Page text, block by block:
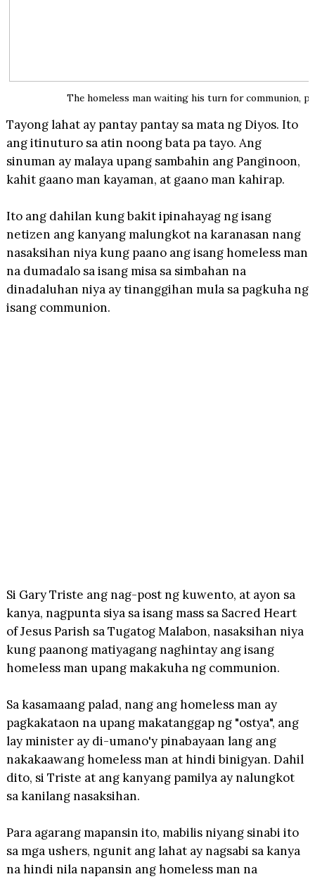
The homeless man waiting his turn for communion,
Tayong lahat ay pantay pantay sa mata ng Diyos. Ito
ang itinuturo sa atin noong bata pa tayo. Ang
sinuman ay malaya upang sambahin ang Panginoon,
kahit gaano man kayaman, at gaano man kahirap.
Ito ang dahilan kung bakit ipinahayag ng isang
netizen ang kanyang malungkot na karanasan nang
nasaksihan niya kung paano ang isang homeless man
na dumadalo sa isang misa sa simbahan na
dinadaluhan niya ay tinanggihan mula sa pagkuha ng
isang communion.
Si Gary Triste ang nag-post ng kuwento, at ayon sa
kanya, nagpunta siya sa isang mass sa Sacred Heart
of Jesus Parish sa Tugatog Malabon, nasaksihan niya
kung paanong matiyagang naghintay ang isang
homeless man upang makakuha ng communion.
Sa kasamaang palad, nang ang homeless man ay
pagkakataon na upang makatanggap ng "ostya", ang
lay minister ay di-umano'y pinabayaan lang ang
nakakaawang homeless man at hindi binigyan. Dahil
dito, si Triste at ang kanyang pamilya ay nalungkot
sa kanilang nasaksihan.
Para agarang mapansin ito, mabilis niyang sinabi ito
sa mga ushers, ngunit ang lahat ay nagsabi sa kanya
na hindi nila napansin ang homeless man na